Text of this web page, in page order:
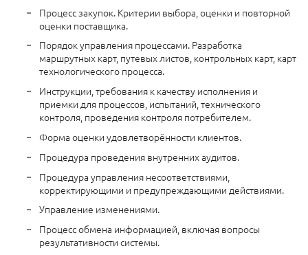
Процесс закупок. Критерии выбора, оценки и повторной
оценки поставщика.
Порядок управления процессами. Разработка
маршрутных карт, путевых листов, контрольных карт, карт
технологического процесса.
Инструкции, требования к качеству исполнения и
приемки для процессов, испытаний, технического
контроля, проведения контроля потребителем.
Форма оценки удовлетворённости клиентов.
Процедура проведения внутренних аудитов.
Процедура управления несоответствиями,
корректирующими и предупреждающими действиями.
Управление изменениями.
Процесс обмена информацией, включая вопросы
результативности системы.